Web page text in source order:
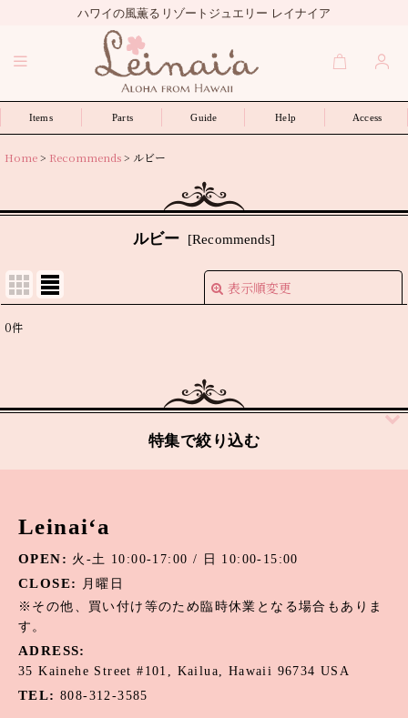
ハワイの風薫るリゾートジュエリー レイナイア
Items Parts Guide Help Access
Home> Recommends> ルビー
ルビー [Recommends]
表示順変更
表示数
絞り込む
0件
特集で絞り込む
アマゾナイト
アメジスト
オニキス
オパール
Leinai‘a
OPEN: 火-土 10:00-17:00 / 日 10:00-15:00
CLOSE:
月曜日
※その他、買い付け等のため臨時休業となる場合もありま
す。
ADRESS:
35 Kainehe Street #101, Kailua, Hawaii 96734 USA
TEL: 808-312-3585